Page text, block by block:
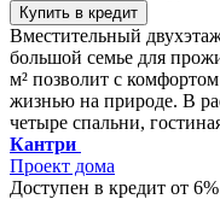
Купить в кредит
Вместительный
большой семье для
м² позволит с
жизнью на природе. В
четыре спальни,
Кантри
Проект дома
Доступен в кредит от 6%